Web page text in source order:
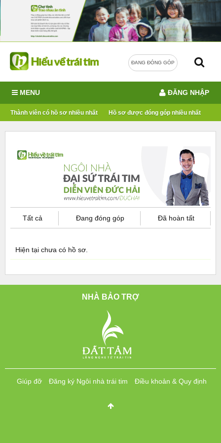
ĐANG ĐÓNG GÓP
MENU
Thành viên có hồ sơ nhiều nhất Hồ sơ được đóng góp nhiều nhất
ĐĂNG NHẬP
Tất cả Đang đóng góp Đã hoàn tất
Hiện tại chưa có hồ sơ.
NHÀ BẢO TRỢ
Giúp đỡ Đăng ký Ngôi nhà trái tim Điều khoản & Quy định